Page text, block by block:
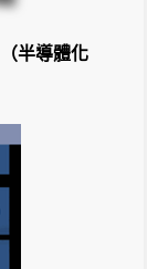
（半導體化